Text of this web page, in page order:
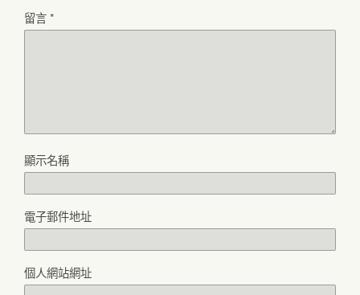
留言*
顯示名稱
電子郵件地址
個人網站網址